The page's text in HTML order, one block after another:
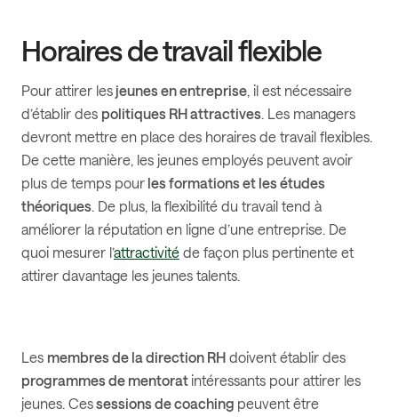
Horaires de travail flexible
Pour attirer les jeunes en entreprise, il est nécessaire
d’établir des politiques RH attractives. Les managers
devront mettre en place des horaires de travail flexibles.
De cette manière, les jeunes employés peuvent avoir
plus de temps pour les formations et les études
théoriques. De plus, la flexibilité du travail tend à
améliorer la réputation en ligne d’une entreprise. De
quoi mesurer l’attractivité de façon plus pertinente et
attirer davantage les jeunes talents.
Les membres de la direction RH doivent établir des
programmes de mentorat intéressants pour attirer les
jeunes. Cessessions de coaching peuvent être